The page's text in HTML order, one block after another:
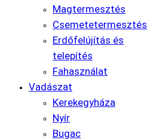
Magtermesztés
Csemetetermesztés
Erdőfelújítás és
telepítés
Fahasználat
Vadászat
Kerekegyháza
Nyír
Bugac